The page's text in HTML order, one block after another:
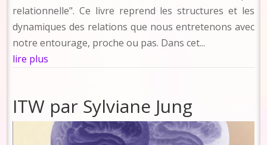
relationnelle". Ce livre reprend les structures et les
dynamiques des relations que nous entretenons avec
notre entourage, proche ou pas. Dans cet...
lire plus
ITW par Sylviane Jung